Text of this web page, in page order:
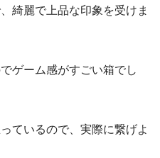
綺麗で上品な印象を受けま
ゲーム感がすごい箱でし
ているので、実際に繋げよ